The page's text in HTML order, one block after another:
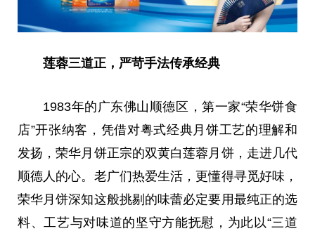
莲蓉三道正，严苛手法传承经典
1983年的广东佛山顺德区，第一家“荣华饼食
店”开张纳客，凭借对粤式经典月饼工艺的理解和
发扬，荣华月饼正宗的双黄白莲蓉月饼，走进几代
顺德人的心。老广们热爱生活，更懂得寻觅好味，
荣华月饼深知这般挑剔的味蕾必定要用最纯正的选
料、工艺与对味道的坚守方能抚慰，为此以“三道